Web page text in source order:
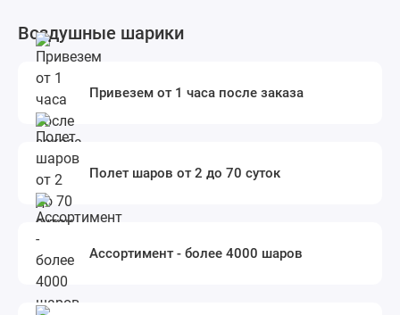
Воздушные шарики
Привезем от 1 часа после заказа
Полет шаров от 2 до 70 суток
Ассортимент - более 4000 шаров